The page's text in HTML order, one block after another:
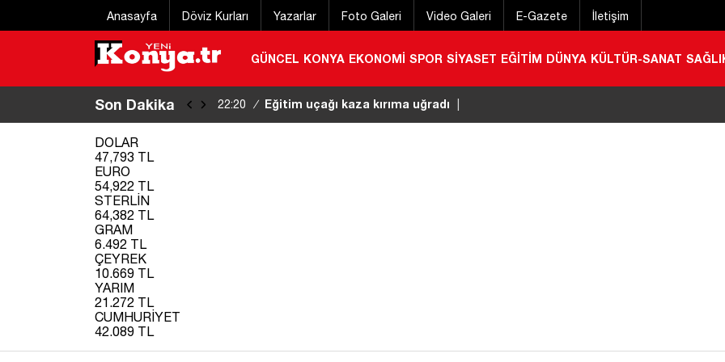
Anasayfa Döviz Kurları Yazarlar Foto Galeri Video Galeri E-Gazete İletişim
GÜNCEL KONYA EKONOMİ SPOR SİYASET EĞİTİM DÜNYA KÜLTÜR-SANAT
Son Dakika 22:20 / Eğitim uçağı kaza kırıma uğradı
DOLAR
47,793 TL
EURO
54,922 TL
STERLİN
64,382 TL
GRAM
6.492 TL
ÇEYREK
10.669 TL
YARIM
21.272 TL
CUMHURİYET
42.089 TL